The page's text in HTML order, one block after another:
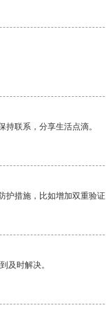
联系，分享生活点滴。
护措施，比如增加双重验
及时解决。